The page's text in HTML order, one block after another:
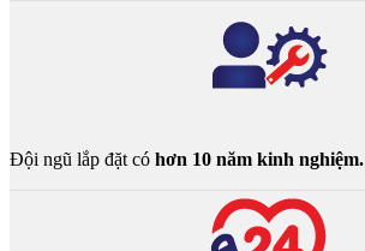
Đội ngũ lắp đặt có hơn 10 năm kinh nghiệm.